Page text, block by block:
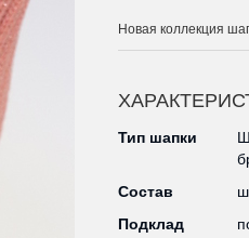
Новая коллекция
Тип шапки
Состав
Подклад